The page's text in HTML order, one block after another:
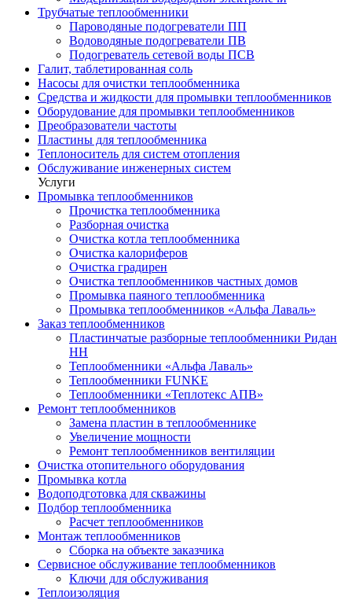
Трубчатые теплообменники
Пароводяные подогреватели ПП
Водоводяные подогреватели ПВ
Подогреватель сетевой воды ПСВ
Галит, таблетированная соль
Насосы для очистки теплообменника
Средства и жидкости для промывки теплообменников
Оборудование для промывки теплообменников
Преобразователи частоты
Пластины для теплообменника
Теплоноситель для систем отопления
Обслуживание инженерных систем
Услуги
Промывка теплообменников
Прочистка теплообменника
Разборная очистка
Очистка котла теплообменника
Очистка калориферов
Очистка градирен
Очистка теплообменников частных домов
Промывка паяного теплообменника
Промывка теплообменников «Альфа Лаваль»
Заказ теплообменников
Пластинчатые разборные теплообменники Ридан
НН
Теплообменники «Альфа Лаваль»
Теплообменники FUNKE
Теплообменники «Теплотекс АПВ»
Ремонт теплообменников
Замена пластин в теплообменнике
Увеличение мощности
Ремонт теплообменников вентиляции
Очистка отопительного оборудования
Промывка котла
Водоподготовка для скважины
Подбор теплообменника
Расчет теплообменников
Монтаж теплообменников
Сборка на объекте заказчика
Сервисное обслуживание теплообменников
Ключи для обслуживания
Теплоизоляция